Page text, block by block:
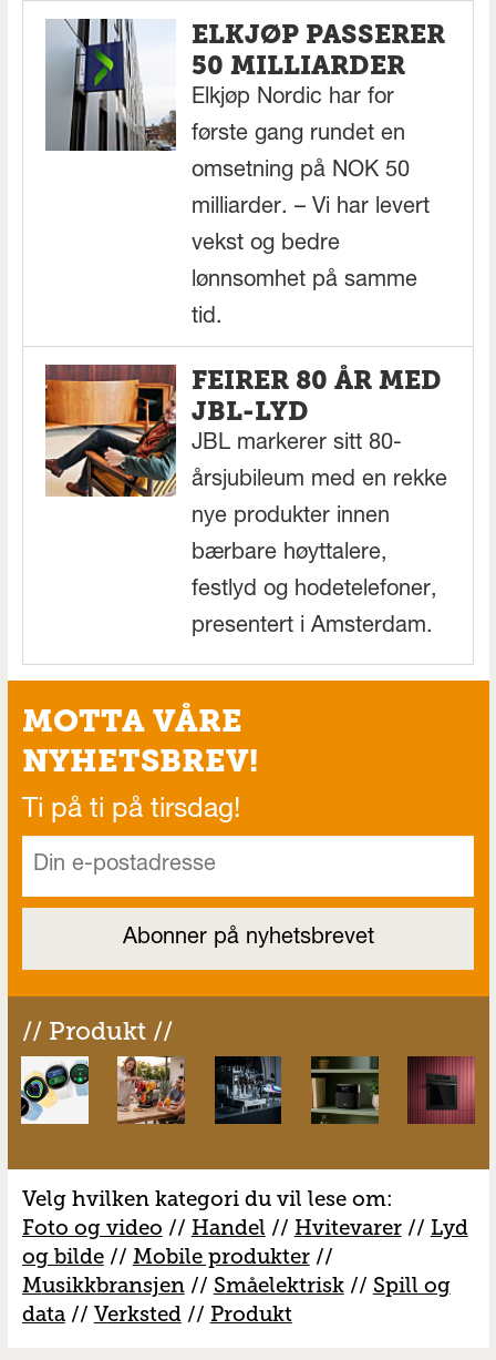
ELKJØP PASSERER
50 MILLIARDER
Elkjøp Nordic har for
første gang rundet en
omsetning på NOK 50
milliarder. – Vi har levert
vekst og bedre
lønnsomhet på samme
tid.
FEIRER 80 ÅR MED
JBL-LYD
JBL markerer sitt 80-
årsjubileum med en rekke
nye produkter innen
bærbare høyttalere,
festlyd og hodetelefoner,
presentert i Amsterdam.
MOTTA VÅRE
NYHETSBREV!
Ti på ti på tirsdag!
// Produkt //
Velg hvilken kategori du vil lese om:
Foto og video // Handel // Hvitevarer// Lyd
og bilde// Mobile produkter//
Musikkbransjen// Småelektrisk// Spill og
data// Verksted// Produkt